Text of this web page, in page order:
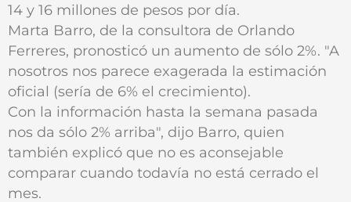
14 y 16 millones de pesos por día.
Marta Barro, de la consultora de Orlando
Ferreres, pronosticó un aumento de sólo 2%. "A
nosotros nos parece exagerada la estimación
oficial (sería de 6% el crecimiento).
Con la información hasta la semana pasada
nos da sólo 2% arriba", dijo Barro, quien
también explicó que no es aconsejable
comparar cuando todavía no está cerrado el
mes.